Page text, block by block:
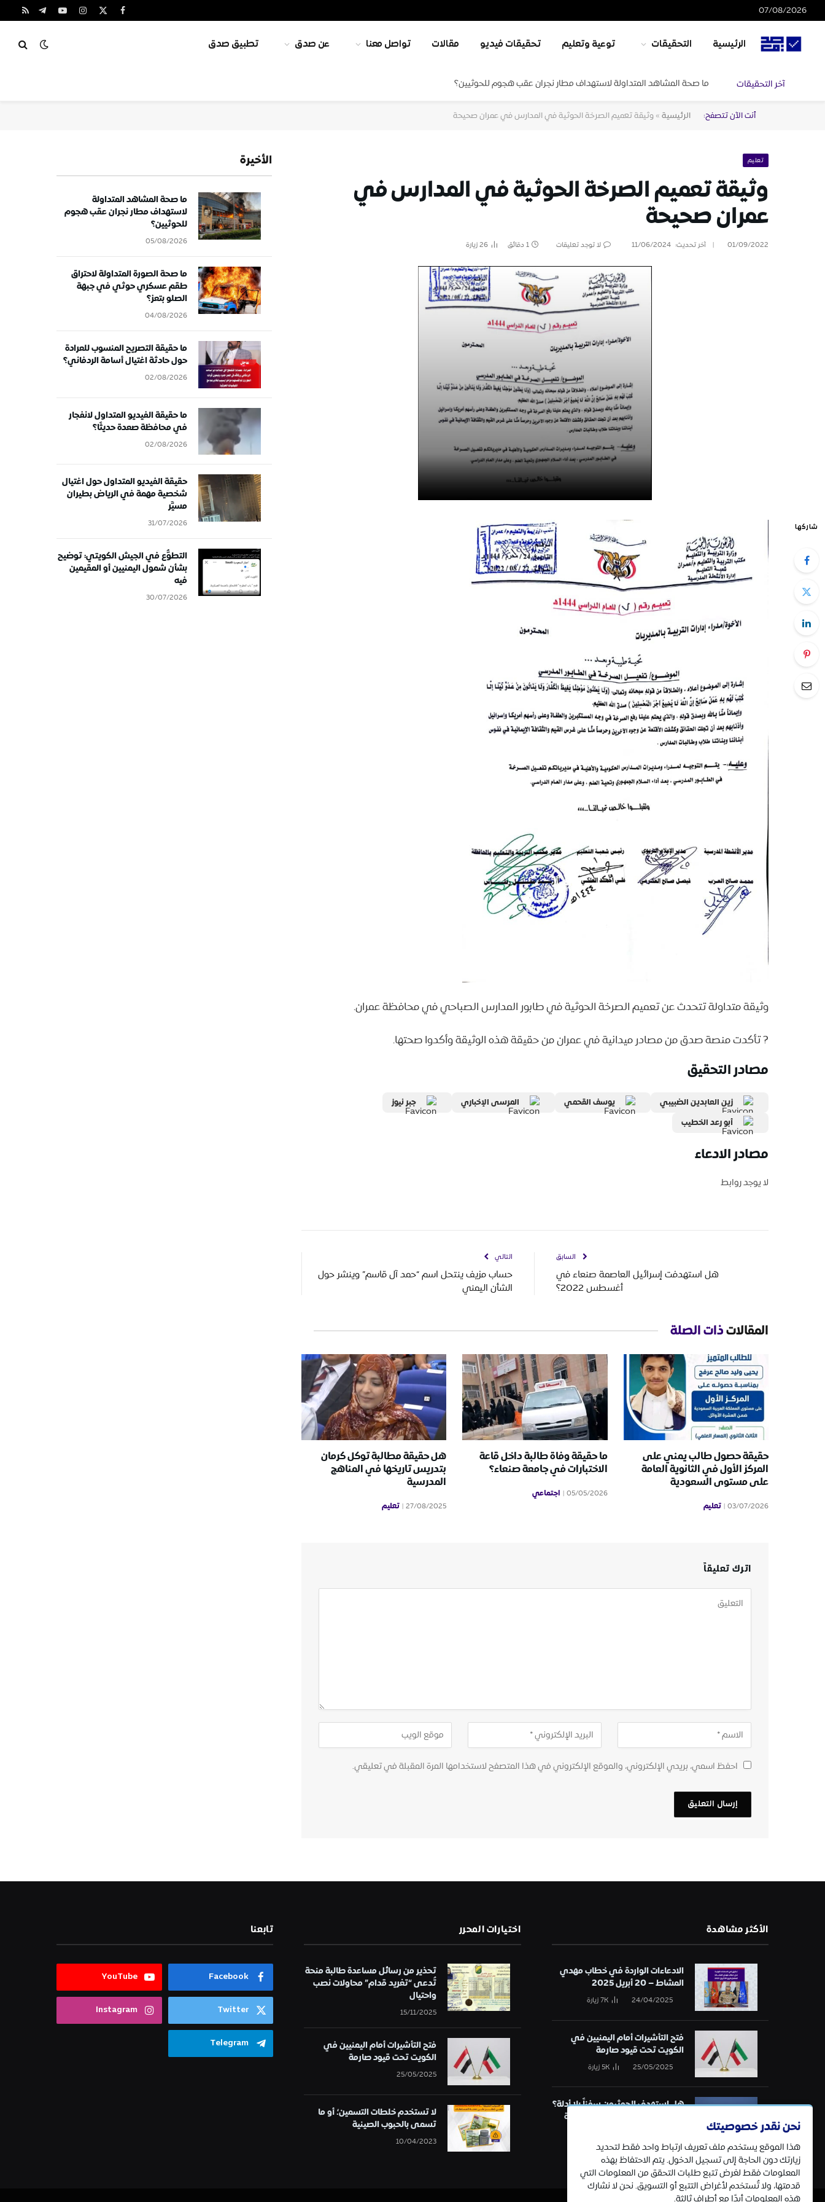
07/08/2026 فيسبوك
X
الانستغراميوتيوبتيلقرامRSS
الرئيسية التحقيقات توعية وتعليم تحقيقات فيديو مقالات تواصل معنا عن صدق تطبيق صدق
آخر التحقيقات ما صحة المشاهد المتداولة لاستهداف مطار نجران عقب هجوم للحوثيين؟
أنت الآن تتصفح: الرئيسية»وثيقة تعميم الصرخة الحوثية في المدارس في عمران صحيحة
تعليم
وثيقة تعميم الصرخة الحوثية في المدارس في
عمران صحيحة
01/09/2022 آخر تحديث: 11/06/2024 لا توجد تعليقات 1 دقائق 26زيارة
شاركها
وثيقة متداولة تتحدث عن تعميم الصرخة الحوثية في طابور المدارس الصباحي في محافظة عمران.
? تأكدت منصة صدق من مصادر ميدانية في عمران من حقيقة هذه الوثيقة وأكدوا صحتها.
مصادر التحقيق
زين العابدين الضبيبي يوسف القحمي المرسى الإخباري
جبر نيوز
أبو رعد الخطيب
مصادر الادعاء
لا يوجد روابط
السابق
هل استهدفت إسرائيل العاصمة صنعاء في
أغسطس 2022؟
التالي
حساب مزيف ينتحل اسم “حمد آل قاسم” وينشر حول
الشأن اليمني
المقالاتذات الصلة
حقيقة حصول طالب يمني على
المركز الأول في الثانوية العامة
على مستوى السعودية
03/07/2026 تعليم
ما حقيقة وفاة طالبة داخل قاعة
الاختبارات في جامعة صنعاء؟
05/05/2026 اجتماعي
هل حقيقة مطالبة توكل كرمان
بتدريس تاريخها في المناهج
المدرسية
27/08/2025 تعليم
اترك تعليقاً
احفظ اسمي، بريدي الإلكتروني، والموقع الإلكتروني في هذا المتصفح لاستخدامها المرة المقبلة في تعليقي.
الأخيرة
ما صحة المشاهد المتداولة
لاستهداف مطار نجران عقب هجوم
للحوثيين؟
05/08/2026
ما صحة الصورة المتداولة لاحتراق
طقم عسكري حوثي في جبهة
الصلو بتعز؟
04/08/2026
ما حقيقة التصريح المنسوب للعرادة
حول حادثة اغتيال أسامة الردفاني؟
02/08/2026
ما حقيقة الفيديو المتداول لانفجار
في محافظة صعدة حديثًا؟
02/08/2026
حقيقة الفيديو المتداول حول اغتيال
شخصية مهمة في الرياض بطيران
مسيَّر
31/07/2026
التطوُّع في الجيش الكويتي: توضيح
بشأن شمول اليمنيين أو المقيمين
فيه
30/07/2026
الأكثر مشاهدة
الادعاءات الواردة في خطاب مهدي
المشاط – 20 أبريل 2025
24/04/2025
7Kزيارة
فتح التأشيرات أمام اليمنيين في
الكويت تحت قيود صارمة
25/05/2025
5Kزيارة
هل استهدف الحوثيون سفناً بلا أدلة؟
تحقيق في قائمة الهجمات البحرية
اختيارات المحرر
تحذير من رسائل مساعدة طالبة منحة
تُدعى “تغريد قدام” محاولات نصب
واحتيال
15/11/2025
فتح التأشيرات أمام اليمنيين في
الكويت تحت قيود صارمة
25/05/2025
لا تستخدم خلطات التسمين؛ أو ما
تسمى بالحبوب الصينية
10/04/2023
تابعنا
Facebook
YouTube
Twitter
Instagram
Telegram
نحن نقدر خصوصيتك
هذا الموقع يستخدم ملف تعريف ارتباط واحد فقط لتحديد
زيارتك دون الحاجة إلى تسجيل الدخول. يتم الاحتفاظ بهذه
المعلومات فقط لغرض تتبع طلبات التحقق من المعلومات التي
قدمتها، ولا تُستخدم لأغراض التتبع أو التسويق. نحن لا نشارك
هذه المعلومات أبدًا مع أطراف ثالثة.